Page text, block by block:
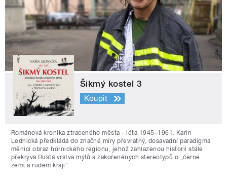
Šikmý kostel 3
Koupit
Románová kronika ztraceného města - léta 1945–1961. Karin
Lednická předkládá do značné míry převratný, dosavadní paradigma
měnící obraz hornického regionu, jehož zahlazenou historii stále
překrývá tlustá vrstva mýtů a zakořeněných stereotypů o „černé
zemi a rudém kraji“.